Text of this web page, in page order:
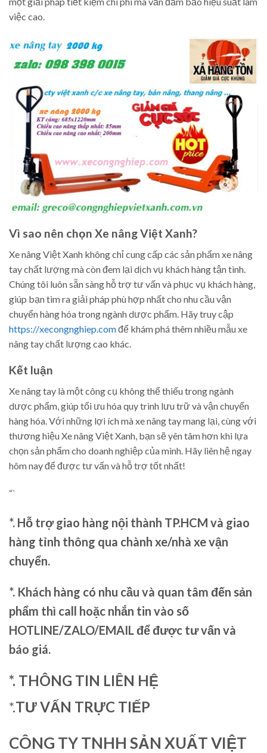
việc cao.
Vì sao nên chọn Xe nâng Việt Xanh?
Xe nâng Việt Xanh không chỉ cung cấp các sản phẩm xe nâng
tay chất lượng mà còn đem lại dịch vụ khách hàng tận tình.
Chúng tôi luôn sẵn sàng hỗ trợ tư vấn và phục vụ khách hàng,
giúp bạn tìm ra giải pháp phù hợp nhất cho nhu cầu vận
chuyển hàng hóa trong ngành dược phẩm. Hãy truy cập
https://xecongnghiep.comđể khám phá thêm nhiều mẫu xe
nâng tay chất lượng cao khác.
Kết luận
Xe nâng tay là một công cụ không thể thiếu trong ngành
dược phẩm, giúp tối ưu hóa quy trình lưu trữ và vận chuyển
hàng hóa. Với những lợi ích mà xe nâng tay mang lại, cùng với
thương hiệu Xe nâng Việt Xanh, bạn sẽ yên tâm hơn khi lựa
chọn sản phẩm cho doanh nghiệp của mình. Hãy liên hệ ngay
hôm nay để được tư vấn và hỗ trợ tốt nhất!
“`
*. Hỗ trợ giao hàng nội thành TP.HCM và giao
hàng tỉnh thông qua chành xe/nhà xe vận
chuyển.
*. Khách hàng có nhu cầu và quan tâm đến sản
phẩm thì call hoặc nhắn tin vào số
HOTLINE/ZALO/EMAIL để được tư vấn và
báo giá.
*. THÔNG TIN LIÊN HỆ
*.TƯ VẤN TRỰC TIẾP
CÔNG TY TNHH SẢN XUẤT VIỆT